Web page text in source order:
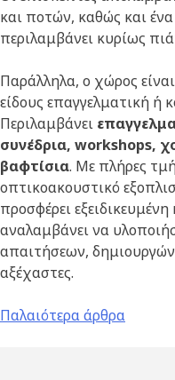
και ποτών, καθώς και
περιλαμβάνει κυρίως
Παράλληλα, ο χώρος
είδους επαγγελματική ή
Περιλαμβάνει
συνέδρια, workshops,
βαφτίσια. Με πλήρες
οπτικοακουστικό
προσφέρει
αναλαμβάνει να
απαιτήσεων,
αξέχαστες.
Παλαιότερα άρθρα